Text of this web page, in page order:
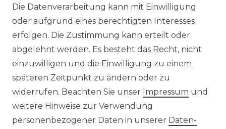
KONTAKT
Unsere Zahlungsmöglichkeiten
Wir versenden mit
Die Datenverarbeitung kann mit Einwilligung
oder aufgrund eines berechtigten Interesses
erfolgen. Die Zustimmung kann erteilt oder
abgelehnt werden. Es besteht das Recht, nicht
einzuwilligen und die Einwilligung zu einem
späteren Zeitpunkt zu ändern oder zu
widerrufen. Beachten Sie unser Impressum und
weitere Hinweise zur Verwendung
personenbezogener Daten in unserer Daten­